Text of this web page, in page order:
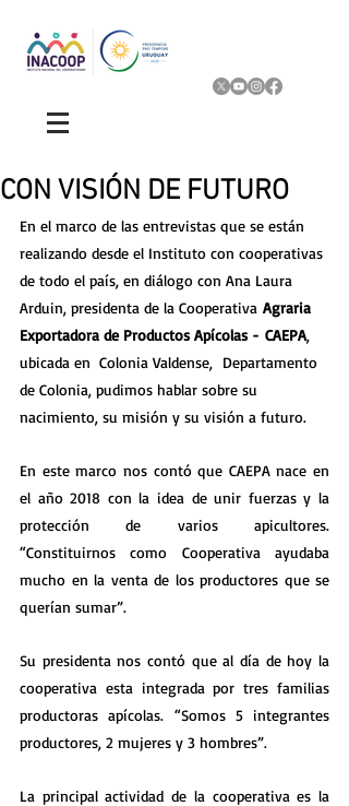
CON VISIÓN DE FUTURO
En el marco de las entrevistas que se están
realizando desde el Instituto con cooperativas
de todo el país, en diálogo con Ana Laura
Arduin, presidenta de la Cooperativa Agraria
Exportadora de Productos Apícolas - CAEPA,
ubicada en  Colonia Valdense,  Departamento
de Colonia, pudimos hablar sobre su
nacimiento, su misión y su visión a futuro.
En este marco nos contó que CAEPA nace en
el año 2018 con la idea de unir fuerzas y la
protección de varios apicultores.
“Constituirnos como Cooperativa ayudaba
mucho en la venta de los productores que se
querían sumar”.
Su presidenta nos contó que al día de hoy la
cooperativa esta integrada por tres familias
productoras apícolas. “Somos 5 integrantes
productores, 2 mujeres y 3 hombres”.
La principal actividad de la cooperativa es la